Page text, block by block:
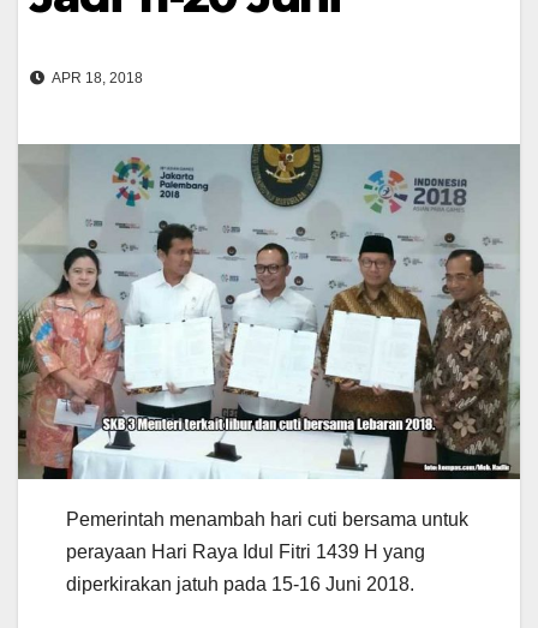
APR 18, 2018
Pemerintah menambah hari cuti bersama untuk
perayaan Hari Raya Idul Fitri 1439 H yang
diperkirakan jatuh pada 15-16 Juni 2018.